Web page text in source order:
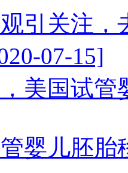
引关注，
07-15]
美国试管
婴儿胚胎